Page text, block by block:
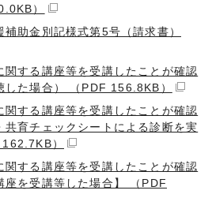
）
助金別記様式第5号（請求書）
関する講座等を受講したことが確認
した場合） （PDF 156.8KB）
関する講座等を受講したことが確認
共育チェックシートによる診断を実
）
関する講座等を受講したことが確認
座を受講等した場合】 （PDF